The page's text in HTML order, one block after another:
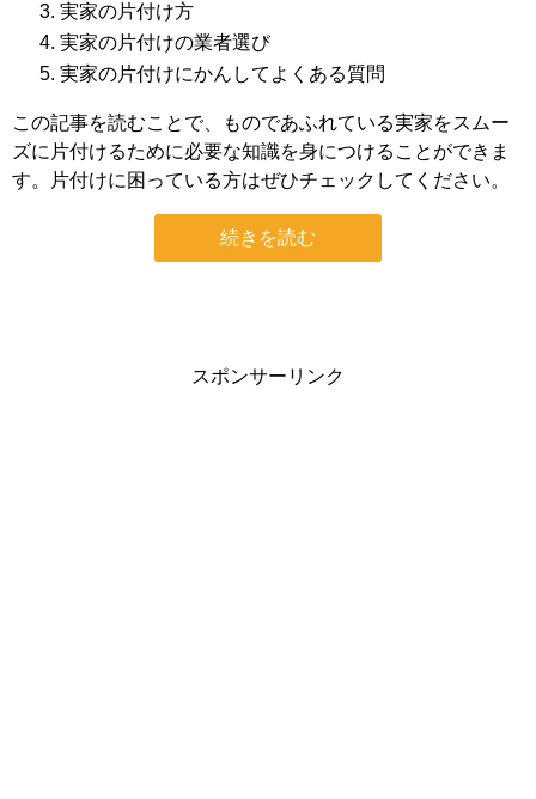
実家の片付け方
実家の片付けの業者選び
実家の片付けにかんしてよくある質問
この記事を読むことで、ものであふれている実家をスムー
ズに片付けるために必要な知識を身につけることができま
す。片付けに困っている方はぜひチェックしてください。
続きを読む
スポンサーリンク